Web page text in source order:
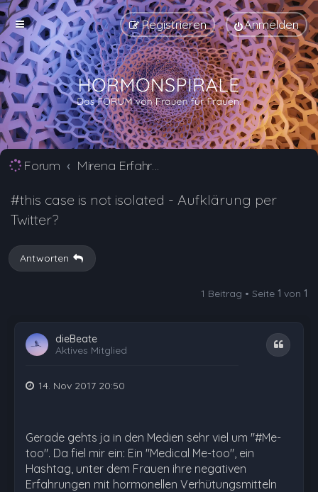
Anmelden
Registrieren
Forum Mirena Erfahrungsberichte und Nebenwirkungen
#this case is not isolated - Aufklärung per
Twitter?
Antworten
1 Beitrag • Seite 1 von 1
dieBeate
Aktives Mitglied
Zitat
14. Nov 2017 20:50
Gerade gehts ja in den Medien sehr viel um "#Me-
too". Da fiel mir ein: Ein "Medical Me-too", ein
Hashtag, unter dem Frauen ihre negativen
Erfahrungen mit hormonellen Verhütungsmitteln